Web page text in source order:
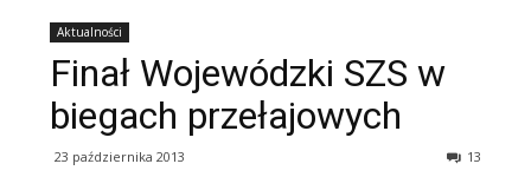
Aktualności
Finał Wojewódzki SZS w
biegach przełajowych
23 października 2013 13